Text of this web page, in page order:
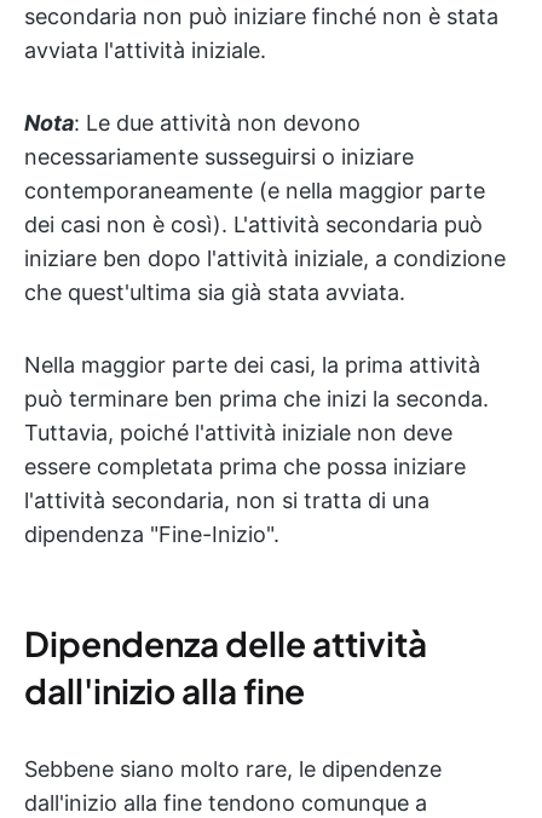
secondaria non può iniziare finché non è stata
avviata l'attività iniziale.
Nota: Le due attività non devono
necessariamente susseguirsi o iniziare
contemporaneamente (e nella maggior parte
dei casi non è così). L'attività secondaria può
iniziare ben dopo l'attività iniziale, a condizione
che quest'ultima sia già stata avviata.
Nella maggior parte dei casi, la prima attività
può terminare ben prima che inizi la seconda.
Tuttavia, poiché l'attività iniziale non deve
essere completata prima che possa iniziare
l'attività secondaria, non si tratta di una
dipendenza "Fine-Inizio".
Dipendenza delle attività
dall'inizio alla fine
Sebbene siano molto rare, le dipendenze
dall'inizio alla fine tendono comunque a